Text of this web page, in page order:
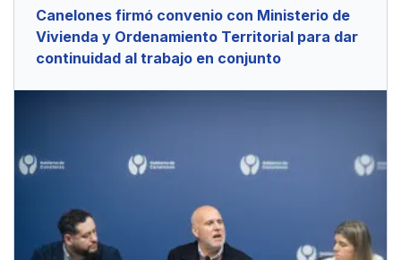
Canelones firmó convenio con Ministerio de
Vivienda y Ordenamiento Territorial para dar
continuidad al trabajo en conjunto